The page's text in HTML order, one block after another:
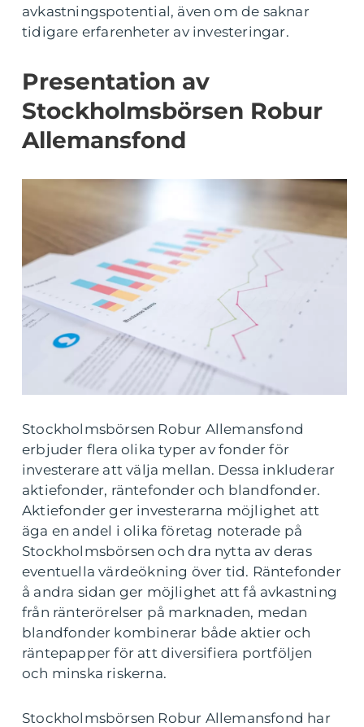
avkastningspotential, även om de saknar
tidigare erfarenheter av investeringar.
Presentation av
Stockholmsbörsen Robur
Allemansfond
Stockholmsbörsen Robur Allemansfond
erbjuder flera olika typer av fonder för
investerare att välja mellan. Dessa inkluderar
aktiefonder, räntefonder och blandfonder.
Aktiefonder ger investerarna möjlighet att
äga en andel i olika företag noterade på
Stockholmsbörsen och dra nytta av deras
eventuella värdeökning över tid. Räntefonder
å andra sidan ger möjlighet att få avkastning
från ränterörelser på marknaden, medan
blandfonder kombinerar både aktier och
räntepapper för att diversifiera portföljen
och minska riskerna.
Stockholmsbörsen Robur Allemansfond har